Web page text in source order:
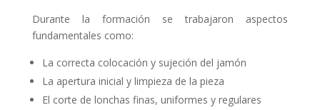
Durante la formación se trabajaron aspectos
fundamentales como:
La correcta colocación y sujeción del jamón
La apertura inicial y limpieza de la pieza
El corte de lonchas finas, uniformes y regulares